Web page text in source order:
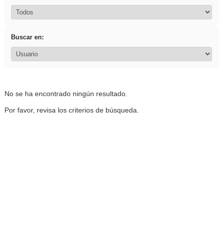
Buscar en:
No se ha encontrado ningún resultado.
Por favor, revisa los criterios de búsqueda.